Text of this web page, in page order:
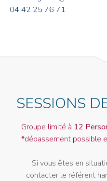
04 42 25 76 71
SESSIONS
Groupe limité à 12
*dépassement possible
Si vous êtes en
contacter le référent